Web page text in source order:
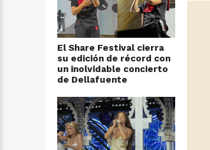
El Share Festival cierra
su edición de récord con
un inolvidable concierto
de Dellafuente